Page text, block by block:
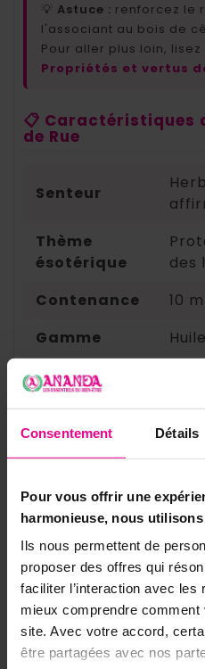
Consentement Détails
Pour vous offrir une
harmonieuse, nous utilisons
Ils nous permettent de
proposer des offres qui
faciliter l’interaction avec les
mieux comprendre
site. Avec votre accord,
être partagées avec nos
💡 Astuce : renforcez le
l'associant au bois de
Pour aller plus loin,
Propriétés et vertus
📋 Caractéristiques
de Rue
Senteur
Thème
ésotérique
des
Contenance
10
Gamme
Référence
✨ Composez votre
Renforcez le bouclier
Goloka :
Remises
sur les
5 huiles 10